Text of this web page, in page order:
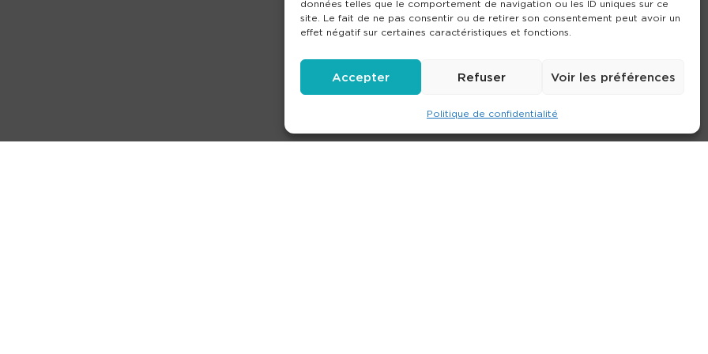
données telles que le comportement de navigation ou les ID uniques sur ce
site. Le fait de ne pas consentir ou de retirer son consentement peut avoir un
effet négatif sur certaines caractéristiques et fonctions.
Accepter Refuser Voir les préférences
Politique de confidentialité